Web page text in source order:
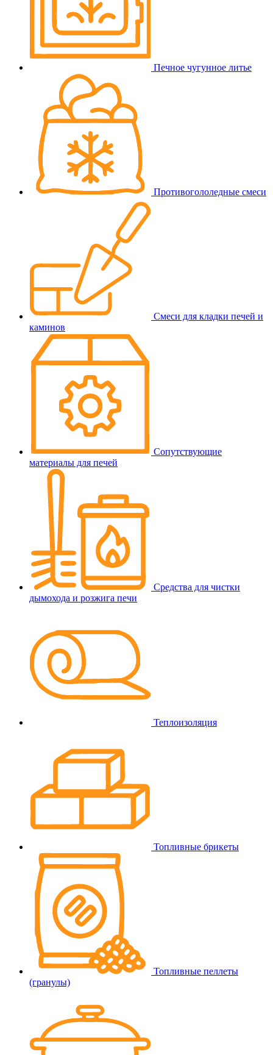
Печное чугунное литье
Противогололедные смеси
Смеси для кладки печей и
каминов
Сопутствующие
материалы для печей
Средства для чистки
дымохода и розжига печи
Теплоизоляция
Топливные брикеты
Топливные пеллеты
(гранулы)